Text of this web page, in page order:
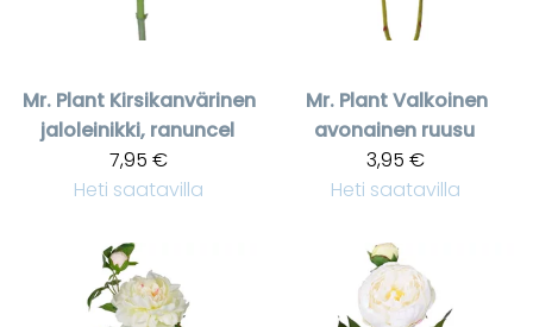
Mr. Plant Kirsikanvärinen
jaloleinikki, ranuncel
7,95 €
Heti saatavilla
Mr. PlantValkoinen
avonainen ruusu
3,95 €
Heti saatavilla